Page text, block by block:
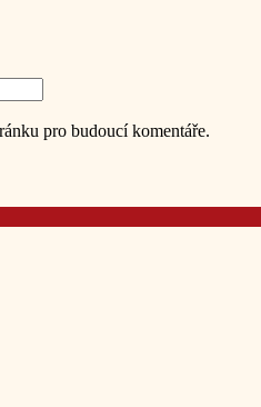
pro budoucí komentáře.